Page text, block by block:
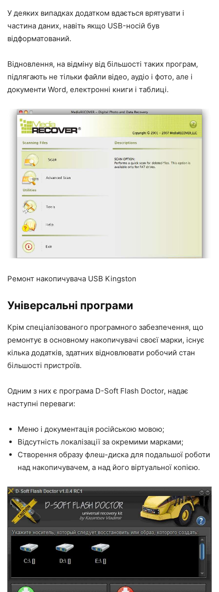
У деяких випадках додатком вдається врятувати і
частина даних, навіть якщо USB-носій був
відформатований.
Відновлення, на відміну від більшості таких програм,
підлягають не тільки файли відео, аудіо і фото, але і
документи Word, електронні книги і таблиці.
Ремонт накопичувача USB Kingston
Універсальні програми
Крім спеціалізованого програмного забезпечення, що
ремонтує в основному накопичувачі своєї марки, існує
кілька додатків, здатних відновлювати робочий стан
більшості пристроїв.
Одним з них є програма D-Soft Flash Doctor, надає
наступні переваги:
Меню і документація російською мовою;
Відсутність локалізації за окремими марками;
Створення образу флеш-диска для подальшої роботи
над накопичувачем, а над його віртуальної копією.